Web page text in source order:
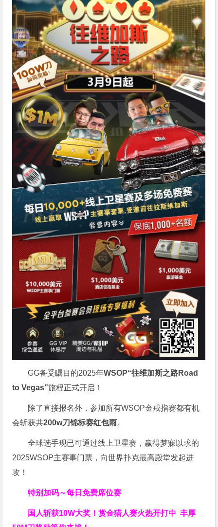
GG备受瞩目的2025年WSOP“往维加斯之路Road
to Vegas”旅程正式开启！
除了直接报名外，参加所有WSOP金戒指赛都有机
会斩获共200w刀锦标赛红包雨。
全球选手现已可通过线上卫星赛，赢得梦寐以求的
2025WSOP主赛事门票，向世界扑克最高殿堂发起进
攻！
特别加码～每日免费席位赛
国人斩获10W大奖！赏金猎人赛火热开打中 丰厚